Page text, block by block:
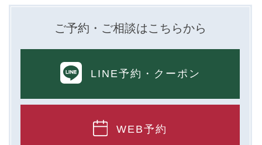
ご予約・ご相談はこちらから
LINE予約 ・クーポン
WEB予約